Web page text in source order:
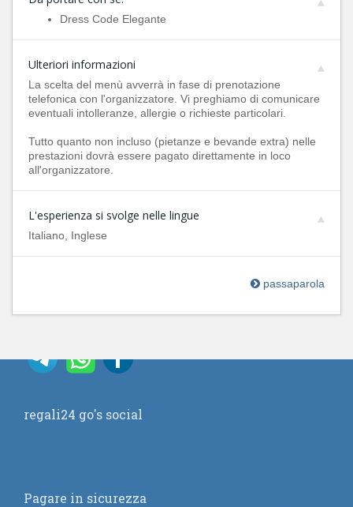
Dress Code Elegante
Ulteriori informazioni
La scelta del menù avverrà in fase di prenotazione
telefonica con l'organizzatore. Vi preghiamo di comunicare
eventuali intolleranze, allergie o richieste particolari.
Tutto quanto non incluso (pietanze e bevande extra) nelle
prestazioni dovrà essere pagato direttamente in loco
all'organizzatore.
L'esperienza si svolge nelle lingue
Italiano, Inglese
passaparola
regali24 go's social
Pagare in sicurezza